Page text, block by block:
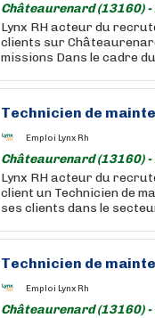
Châteaurenard (13160)
Lynx RH acteur du
clients sur
missions Dans le cadre
Technicien de
Emploi Lynx Rh
Châteaurenard (13160)
Lynx RH acteur du
client un Technicien de
ses clients dans le
Technicien de
Emploi Lynx Rh
Châteaurenard (13160)